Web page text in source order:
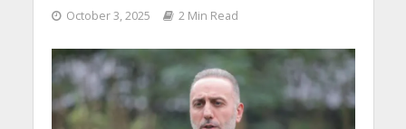
October 3, 2025 2 Min Read